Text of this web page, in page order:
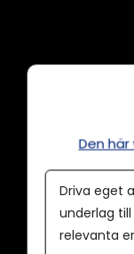
Den
Driva eget
underlag
relevanta